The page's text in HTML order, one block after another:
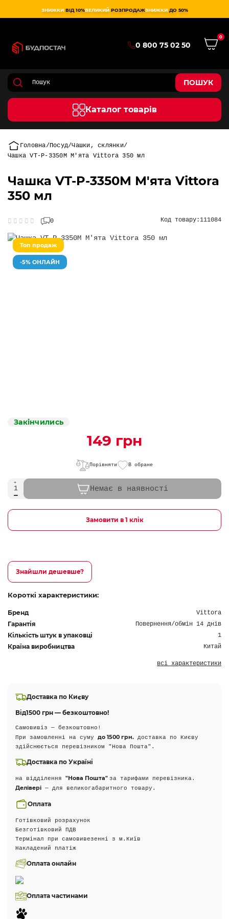
ЗНИЖКИ ВІД 10%ВЕЛИКИЙ РОЗПРОДАЖЗНИЖКИ ДО 50%
0 800 75 02 50
0
ПОШУК
Каталог товарів
Головна Посуд Чашки, склянки
Чашка VT-P-3350M М'ята Vittora 350 мл
Чашка VT-P-3350M М'ята Vittora
350 мл
0 Код товару:111084
Топ продаж
-5% ОНЛАЙН
Закінчились
149 грн
Порівняти В обране
Немає в наявності
Замовити в 1 клік
Знайшли дешевше?
Короткі характеристики:
Бренд Vittora
Гарантія Повернення/обмін 14 днів
Кількість штук в упаковці 1
Країна виробництва Китай
всі характеристики
Доставка по Києву
Від1500 грн — безкоштовно!
Самовивіз — безкоштовно!
При замовленні на суму до 1500 грн. доставка по Києву
здійснюється перевізником "Нова Пошта".
Доставка по Україні
на відділення "Нова Пошта" за тарифами перевізника.
Делівері — для великогабаритного товару.
Оплата
Готівковий розрахунок
Безготівковий ПДВ
Термінал при самовивезенні з м.Київ
Накладений платіж
Оплата онлайн
Оплата частинами